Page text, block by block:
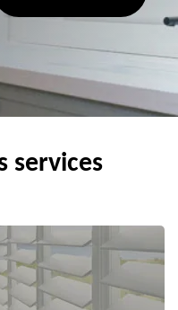
services